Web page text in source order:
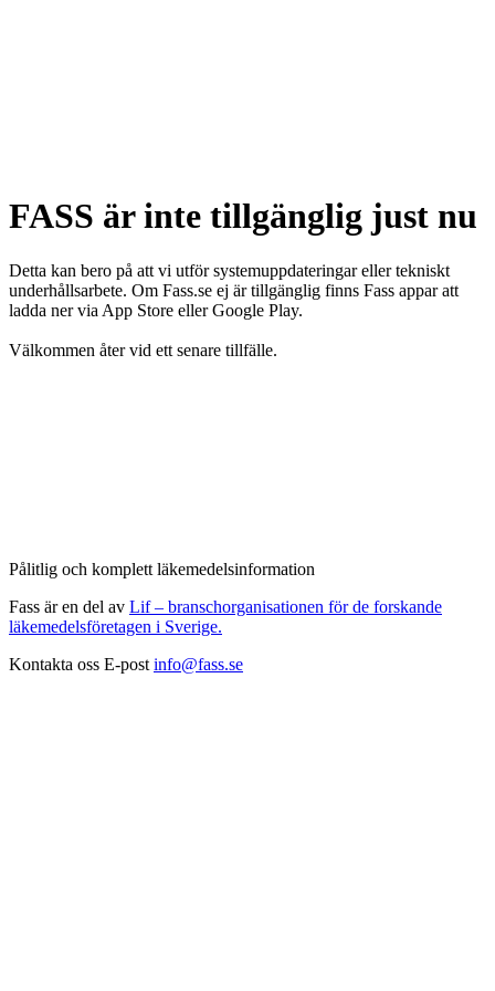
FASS är inte tillgänglig just nu
Detta kan bero på att vi utför systemuppdateringar eller tekniskt
underhållsarbete. Om Fass.se ej är tillgänglig finns Fass appar att
ladda ner via App Store eller Google Play.
Välkommen åter vid ett senare tillfälle.
Pålitlig och komplett läkemedelsinformation
Fass är en del av Lif – branschorganisationen för de forskande
läkemedelsföretagen i Sverige.
Kontakta oss E-post info@fass.se